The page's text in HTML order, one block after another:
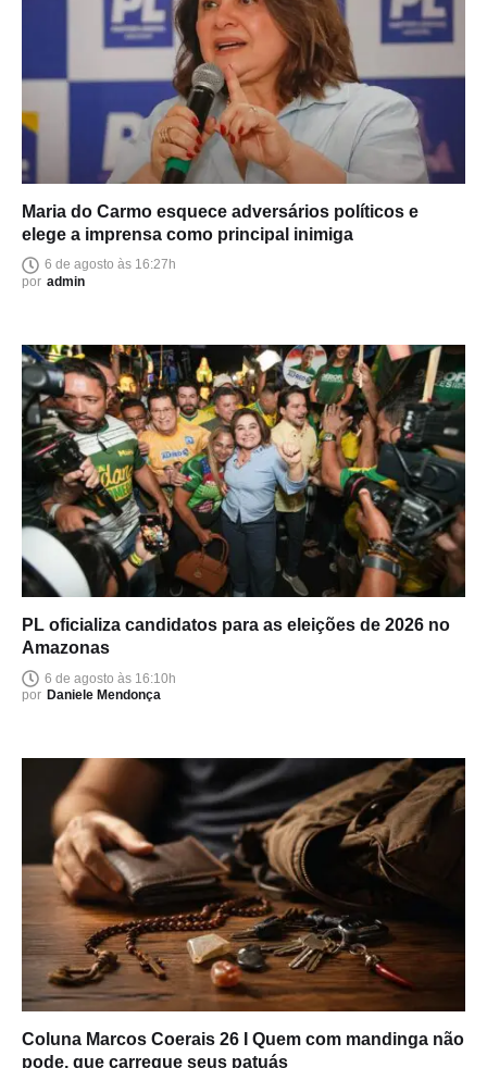
Maria do Carmo esquece adversários políticos e
elege a imprensa como principal inimiga
6 de agosto às 16:27h
por admin
PL oficializa candidatos para as eleições de 2026 no
Amazonas
6 de agosto às 16:10h
por Daniele Mendonça
Coluna Marcos Coerais 26 I Quem com mandinga não
pode, que carregue seus patuás